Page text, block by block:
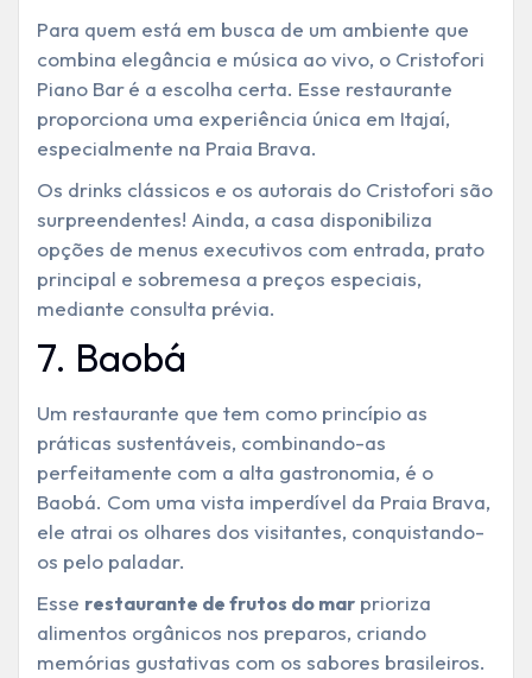
Para quem está em busca de um ambiente que
combina elegância e música ao vivo, o Cristofori
Piano Baré a escolha certa. Esse restaurante
proporciona uma experiência única em Itajaí,
especialmente na Praia Brava.
Os drinks clássicos e os autorais do Cristofori são
surpreendentes! Ainda, a casa disponibiliza
opções de menus executivos com entrada, prato
principal e sobremesa a preços especiais,
mediante consulta prévia.
7. Baobá
Um restaurante que tem como princípio as
práticas sustentáveis, combinando-as
perfeitamente com a alta gastronomia, é o
Baobá. Com uma vista imperdível da Praia Brava,
ele atrai os olhares dos visitantes, conquistando-
os pelo paladar.
Esse restaurante de frutos do mar prioriza
alimentos orgânicos nos preparos, criando
memórias gustativas com os sabores brasileiros.